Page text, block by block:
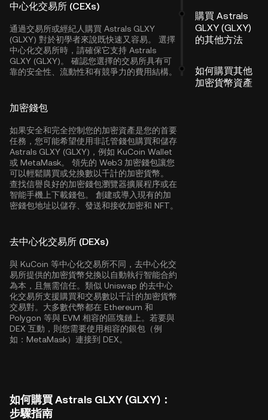
中心化交易所 (CEXs)
通過交易所或經紀人購買 Astrals GLXY
(GLXY) 對於初學者來說既快速又容易。 選擇
中心化交易所時，請確保它支持 Astrals
GLXY (GLXY)。 確認您選擇的交易所具有可
靠的安全性、流動性和有競爭力的費用結構。
加密錢包
如果安全和完全控制您的加密資產是您的首要
任務，您可能希望使用非託管錢包購買和儲存
Astrals GLXY (GLXY)，例如 KuCoin Wallet
或 MetaMask。 領先的 Web3 加密錢包讓您
可以輕鬆購買或兌換數以千計的加密貨幣。
查找信譽良好的加密錢包瀏覽器擴展程序或在
智能手機上下載錢包。 創建或導入現有的加
密錢包地址以儲存、發送和接收加密和 NFT。
去中心化交易所 (DEXs)
與 KuCoin 等中心化交易所不同，去中心化交
易所提供的加密貨幣兌換以自動執行智能合約
為本，且無需信任。類似 Uniswap 的去中心
化交易所支援購買和交易數以千計的加密貨幣
交易對。大多數代幣都在 Ethereum 和
Polygon 等與 EVM 相容的區塊鏈上。若要與
DEX 互動，則您需要使用相容的銀包（例
如：MetaMask）連接到 DEX。
如何購買 Astrals GLXY (GLXY)：
步驟指南
購買 Astrals
GLXY (GLXY)
的其他方法
如何購買其他
加密貨幣資產